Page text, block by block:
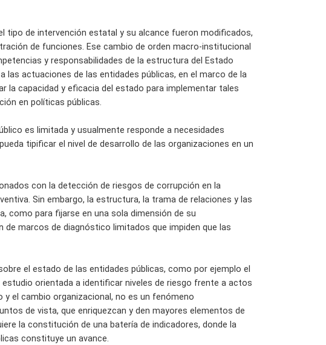
tipo de intervención estatal y su alcance fueron modificados,
de funciones. Ese cambio de orden macro-institucional
y responsabilidades de la estructura del Estado
actuaciones de las entidades públicas, en el marco de la
la capacidad y eficacia del estado para implementar tales
en políticas públicas.
es limitada y usualmente responde a necesidades
tipificar el nivel de desarrollo de las organizaciones en un
con la detección de riesgos de corrupción en la
Sin embargo, la estructura, la trama de relaciones y las
como para fijarse en una sola dimensión de su
marcos de diagnóstico limitados que impiden que las
el estado de las entidades públicas, como por ejemplo el
estudio orientada a identificar niveles de riesgo frente a actos
y el cambio organizacional, no es un fenómeno
de vista, que enriquezcan y den mayores elementos de
la constitución de una batería de indicadores, donde la
constituye un avance.